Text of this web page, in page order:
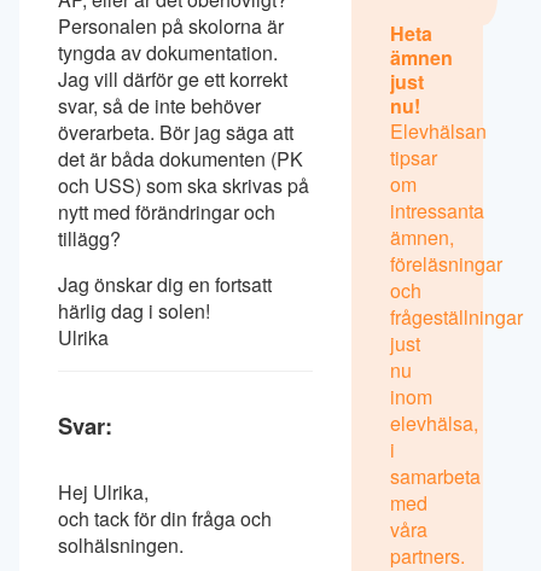
Personalen på skolorna är
tyngda av dokumentation.
Jag vill därför ge ett korrekt
svar, så de inte behöver
överarbeta. Bör jag säga att
det är båda dokumenten (PK
och USS) som ska skrivas på
nytt med förändringar och
tillägg?
Jag önskar dig en fortsatt
härlig dag i solen!
Ulrika
Svar:
Hej Ulrika,
och tack för din fråga och
solhälsningen.
Heta
ämnen
just
nu!
Elevhälsan
tipsar
om
intressanta
ämnen,
föreläsningar
och
frågeställningar
just
nu
inom
elevhälsa,
i
samarbeta
med
våra
partners.